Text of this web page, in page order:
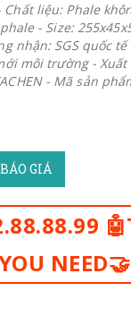
Chất liệu: Phale
- Size:
nhận: SGS quốc
môi trường - Xuất
- Mã sản
GIÁ
NEED🤝